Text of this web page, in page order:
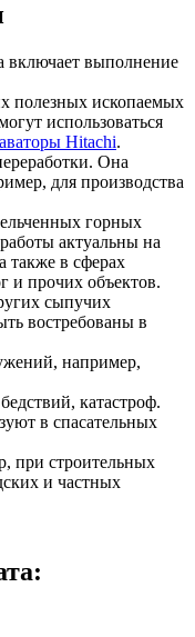
включает выполнение
полезных ископаемых
использоваться
Hitachi.
Она
для производства
горных
актуальны на
также в сферах
и прочих объектов.
сыпучих
востребованы в
например,
катастроф.
в спасательных
при строительных
и частных